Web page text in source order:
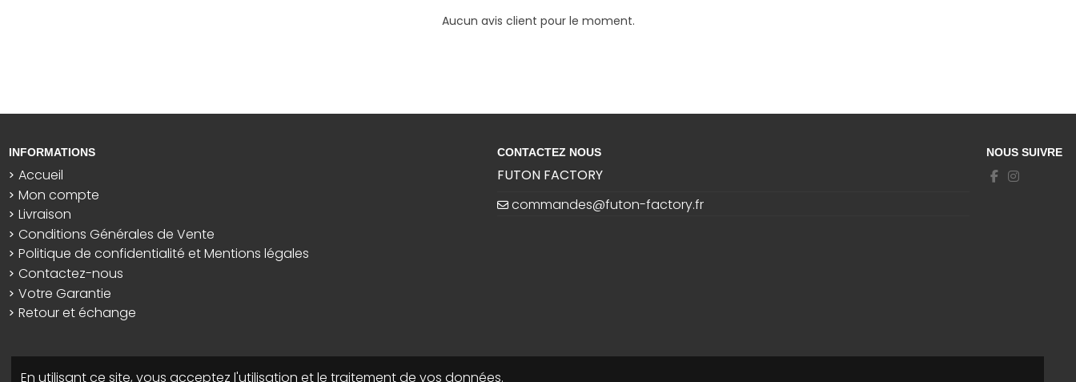
Aucun avis client pour le moment.
INFORMATIONS
Accueil
Mon compte
Livraison
Conditions Générales de Vente
Politique de confidentialité et Mentions légales
Contactez-nous
Votre Garantie
Retour et échange
CONTACTEZ NOUS
FUTON FACTORY
commandes@futon-factory.fr
NOUS SUIVRE
En utilisant ce site, vous acceptez l'utilisation et le traitement de vos données.